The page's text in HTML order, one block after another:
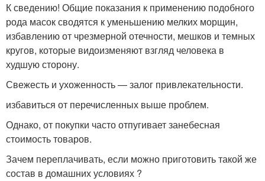
К сведению! Общие показания к применению подобного
рода масок сводятся к уменьшению мелких морщин,
избавлению от чрезмерной отечности, мешков и темных
кругов, которые видоизменяют взгляд человека в
худшую сторону.
Свежесть и ухоженность — залог привлекательности.
избавиться от перечисленных выше проблем.
Однако, от покупки часто отпугивает занебесная
стоимость товаров.
Зачем переплачивать, если можно приготовить такой же
состав в домашних условиях ?